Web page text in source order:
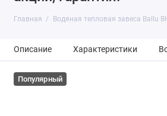
Главная Водяная тепловая завеса Ballu
Описание Характеристики
Популярный